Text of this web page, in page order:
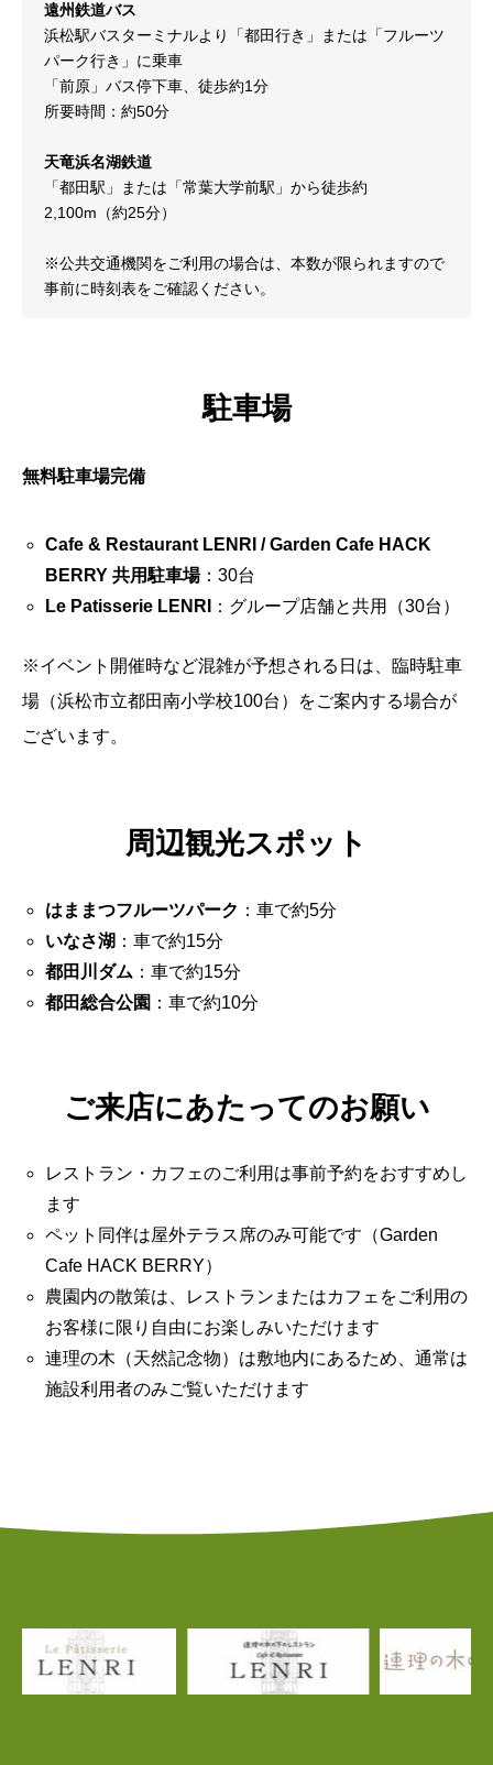
遠州鉄道バス
浜松駅バスターミナルより「都田行き」または「フルーツ
パーク行き」に乗車
「前原」バス停下車、徒歩約1分
所要時間：約50分
天竜浜名湖鉄道
「都田駅」または「常葉大学前駅」から徒歩約
2,100m（約25分）
※公共交通機関をご利用の場合は、本数が限られますので
事前に時刻表をご確認ください。
駐車場
無料駐車場完備
Cafe & Restaurant LENRI / Garden Cafe HACK
BERRY 共用駐車場：30台
Le Patisserie LENRI
：グループ店舗と共用（30台）
※イベント開催時など混雑が予想される日は、臨時駐車
場（浜松市立都田南小学校100台）をご案内する場合が
ございます。
周辺観光スポット
はままつフルーツパーク ：車で約5分
いなさ湖 ：車で約15分
都田川ダム ：車で約15分
都田総合公園 ：車で約10分
ご来店にあたってのお願い
レストラン・カフェのご利用は事前予約をおすすめし
ます
ペット同伴は屋外テラス席のみ可能です（Garden
Cafe HACK BERRY）
農園内の散策は、レストランまたはカフェをご利用の
お客様に限り自由にお楽しみいただけます
連理の木（天然記念物）は敷地内にあるため、通常は
施設利用者のみご覧いただけます